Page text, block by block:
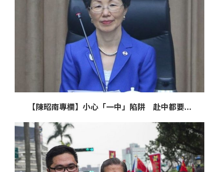
【陳昭南專欄】小心「一中」陷阱 赴中都要...